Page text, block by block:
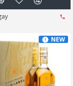
NEW